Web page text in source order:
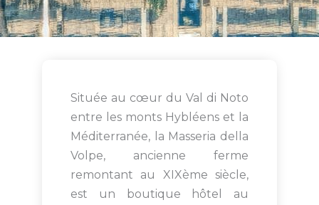
Située au cœur du Val di Noto
entre les monts Hybléens et la
Méditerranée, la Masseria della
Volpe, ancienne ferme
remontant au XIXème siècle,
est un boutique hôtel au